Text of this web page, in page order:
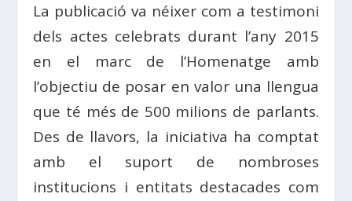
La publicació va néixer com a testimoni
dels actes celebrats durant l’any 2015
en el marc de l’Homenatge amb
l’objectiu de posar en valor una llengua
que té més de 500 milions de parlants.
Des de llavors, la iniciativa ha comptat
amb el suport de nombroses
institucions i entitats destacades com